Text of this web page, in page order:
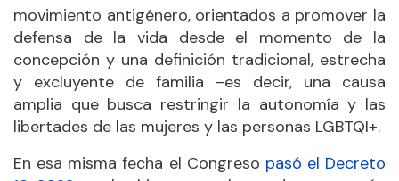
movimiento antigénero, orientados a promover la
defensa de la vida desde el momento de la
concepción y una definición tradicional, estrecha
y excluyente de familia –es decir, una causa
amplia que busca restringir la autonomía y las
libertades de las mujeres y las personas LGBTQI+.
En esa misma fecha el Congreso pasó el Decreto